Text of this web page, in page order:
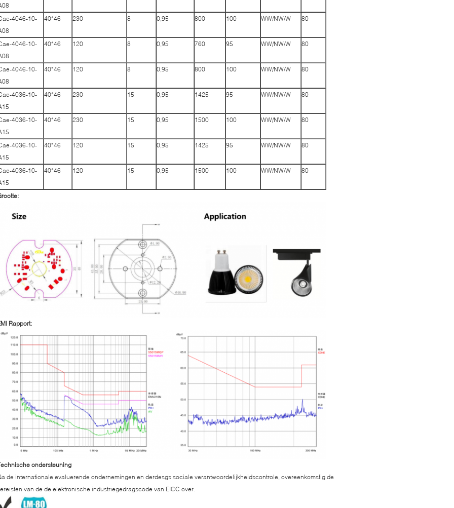
4046-10-
40*46 230 8 0,95 800 100 WW/NW/W 80
4046-10-
40*46 120 8 0,95 760 95 WW/NW/W 80
4046-10-
40*46 120 8 0,95 800 100 WW/NW/W 80
4036-10-
40*46 230 15 0,95 1425 95 WW/NW/W 80
4036-10-
40*46 230 15 0,95 1500 100 WW/NW/W 80
4036-10-
40*46 120 15 0,95 1425 95 WW/NW/W 80
4036-10-
40*46 120 15 0,95 1500 100 WW/NW/W 80
Rapport:
ondersteuning
de internationale evaluerende ondernemingen en derdesgs sociale verantwoordelijkheidscontrole, overeenkomstig de
van de de elektronische industriegedragscode van EICC over.